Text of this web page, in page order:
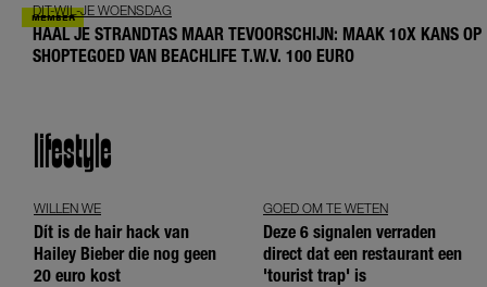
DIT-WIL-JE WOENSDAG
HAAL JE STRANDTAS MAAR TEVOORSCHIJN: MAAK 10X KANS OP
SHOPTEGOED VAN BEACHLIFE T.W.V. 100 EURO
lifestyle
WILLEN WE
Dít is de hair hack van
Hailey Bieber die nog geen
20 euro kost
GOED OM TE WETEN
Deze 6 signalen verraden
direct dat een restaurant een
'tourist trap' is